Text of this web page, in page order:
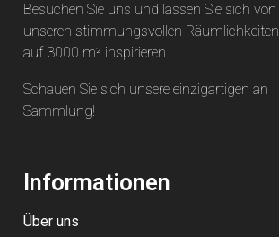
Besuchen Sie uns und lassen Sie sich von
unseren stimmungsvollen Räumlichkeiten
auf 3000 m² inspirieren.
Schauen Sie sich unsere einzigartigen an
Sammlung!
Informationen
Über uns